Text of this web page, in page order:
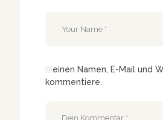
Meinen Namen, E-Mail und
kommentiere.